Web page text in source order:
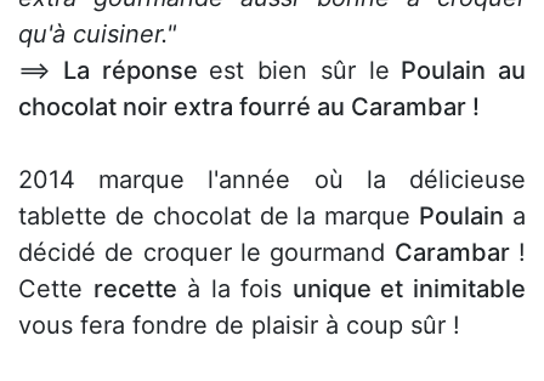
qu'à cuisiner."
==> La réponse est bien sûr le Poulain au
chocolat noir extra fourré au Carambar !
2014 marque l'année où la délicieuse
tablette de chocolat de la marque Poulain a
décidé de croquer le gourmand Carambar!
Cette recette à la fois unique et inimitable
vous fera fondre de plaisir à coup sûr !